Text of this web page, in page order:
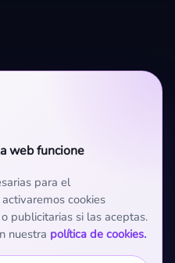
web funcione
para el
cookies
publicitarias si las aceptas.
nuestra política de cookies.